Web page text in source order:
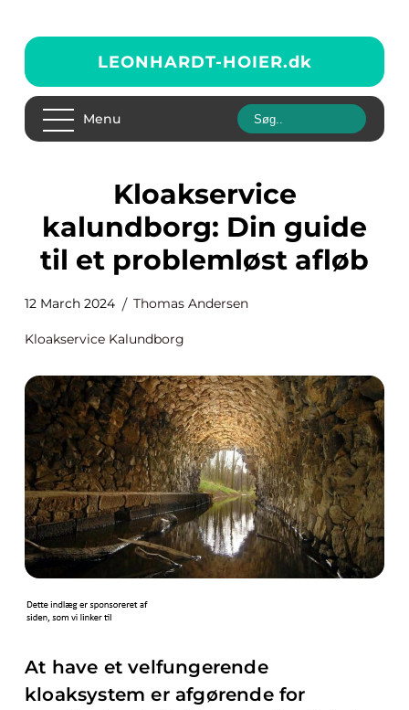
LEONHARDT-HOIER.dk
Menu
Kloakservice
kalundborg: Din guide
til et problemløst afløb
12 March 2024 Thomas Andersen
Kloakservice Kalundborg
At have et velfungerende
kloaksystem er afgørende for